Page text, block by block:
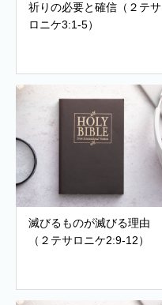
祈りの必要と確信（２テサ
ロニケ3:1-5）
滅びるものが滅びる理由
（２テサロニケ2:9-12）